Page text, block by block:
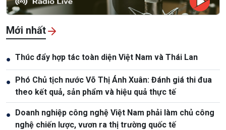
Mới nhất
● Thúc đẩy hợp tác toàn diện Việt Nam và Thái Lan
● Phó Chủ tịch nước Võ Thị Ánh Xuân: Đánh giá thi đua
theo kết quả, sản phẩm và hiệu quả thực tế
● Doanh nghiệp công nghệ Việt Nam phải làm chủ công
nghệ chiến lược, vươn ra thị trường quốc tế